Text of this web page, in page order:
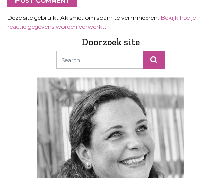
Deze site gebruikt Akismet om spam te verminderen. Bekijk hoe je
reactie gegevens worden verwerkt.
Doorzoek site